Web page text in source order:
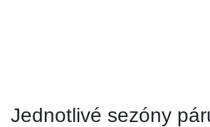
Jednotlivé sezóny